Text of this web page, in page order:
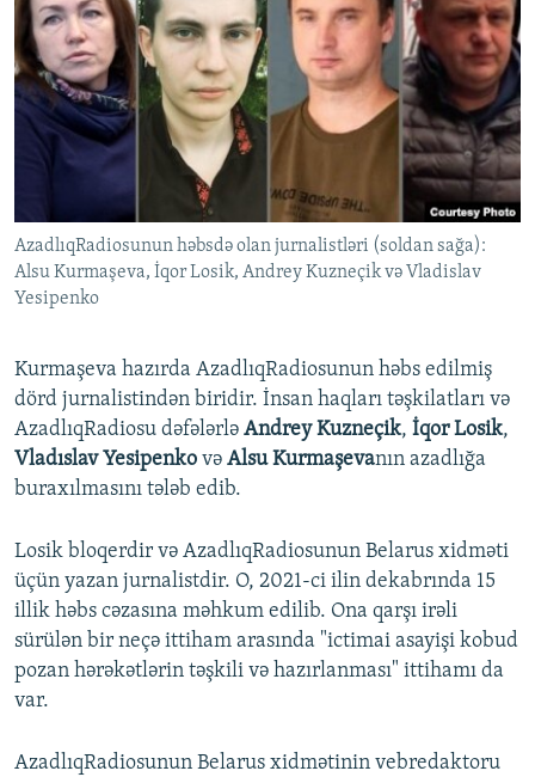
AzadlıqRadiosunun həbsdə olan jurnalistləri (soldan sağa):
Alsu Kurmaşeva, İqor Losik, Andrey Kuzneçik və Vladislav
Yesipenko
Kurmaşeva hazırda AzadlıqRadiosunun həbs edilmiş
dörd jurnalistindən biridir. İnsan haqları təşkilatları və
AzadlıqRadiosu dəfələrlə Andrey Kuzneçik, İqor Losik,
Vladıslav Yesipenko və Alsu Kurmaşevanın azadlığa
buraxılmasını tələb edib.
Losik bloqerdir və AzadlıqRadiosunun Belarus xidməti
üçün yazan jurnalistdir. O, 2021-ci ilin dekabrında 15
illik həbs cəzasına məhkum edilib. Ona qarşı irəli
sürülən bir neçə ittiham arasında "ictimai asayişi kobud
pozan hərəkətlərin təşkili və hazırlanması" ittihamı da
var.
AzadlıqRadiosunun Belarus xidmətinin vebredaktoru